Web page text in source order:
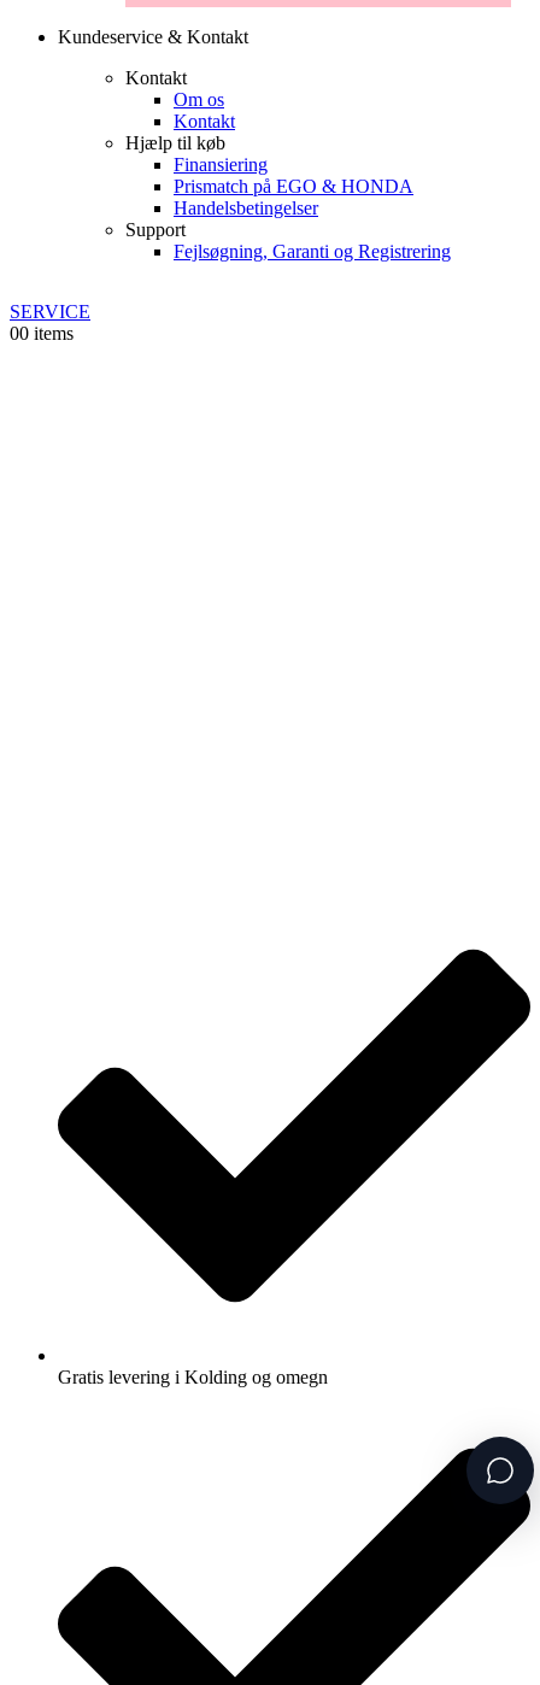
Kundeservice & Kontakt
Kontakt
Om os
Kontakt
Hjælp til køb
Finansiering
Prismatch på EGO & HONDA
Handelsbetingelser
Support
Fejlsøgning, Garanti og Registrering
SERVICE
00 items
Gratis levering i Kolding og omegn